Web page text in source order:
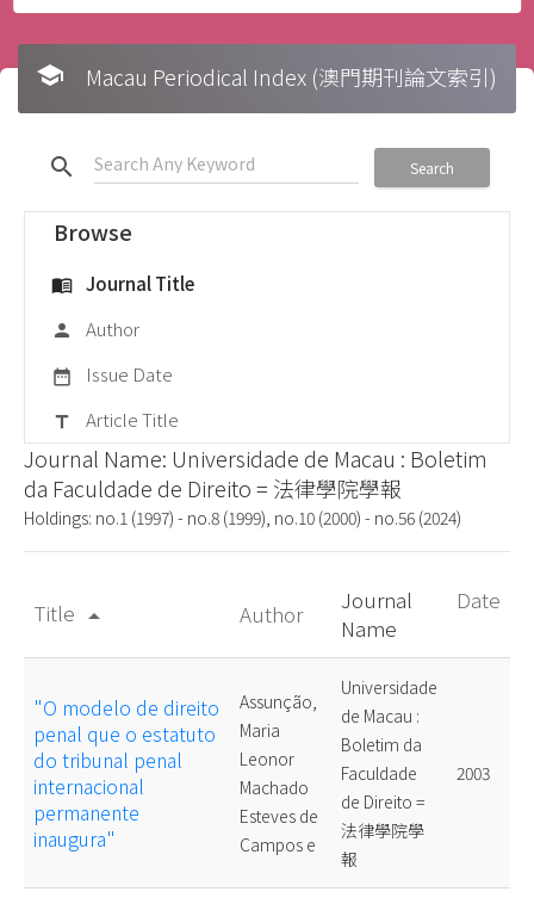
school Macau Periodical Index (澳門期刊論文索引)
search Search
Browse
menu_book Journal Title
person Author
date_range Issue Date
title Article Title
Journal Name: Universidade de Macau : Boletim
da Faculdade de Direito = 法律學院學報
Holdings: no.1 (1997) - no.8 (1999), no.10 (2000) - no.56 (2024)
Title arrow_drop_up Author
Journal
Name
Date
"O modelo de direito
penal que o estatuto
do tribunal penal
internacional
permanente
inaugura"
Assunção,
Maria
Leonor
Machado
Esteves de
Campos e
Universidade
de Macau :
Boletim da
Faculdade
de Direito =
法律學院學
報
2003